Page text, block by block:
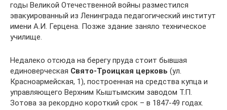
годы Великой Отечественной войны разместился
эвакуированный из Ленинграда педагогический институт
имени А.И. Герцена. Позже здание заняло техническое
училище.
Недалеко отсюда на берегу пруда стоит бывшая
единоверческая Свято-Троицкая церковь (ул.
Красноармейская, 1), построенная на средства купца и
управляющего Верхним Кыштымским заводом Т.П.
Зотова за рекордно короткий срок – в 1847-49 годах.